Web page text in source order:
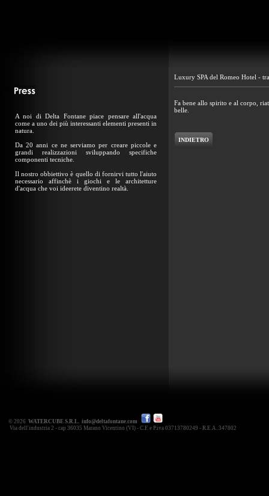
A noi di Delta Fontane piace pensare all'acqua
come a uno dei più interessanti elementi presenti in
natura.
Da 20 anni ce ne serviamo per creare piccole e
grandi realizzazioni sviluppando specifiche
componenti tecniche.
Il nostro obbiettivo è quello di fornirvi tutto l'aiuto
necessario affinchè i giochi e le architetture
d'acqua che voi ideerete diventino realtà.
Luxury SPA del Romeo Hotel -
Fa bene allo spirito e al corpo,
belle.
INDIETRO
© 2026 WATERCUBE S.R.L. info@deltafontane.com
Via dell'industria 2 - cap 36035 Marano Vicentino (VI) - C.F. e P.iva 03713780249 - R.E.A. 347802